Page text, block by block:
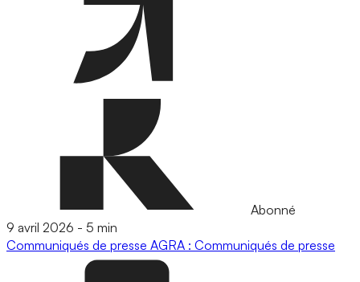
Abonné
9 avril 2026 - 5 min
Communiqués de presse AGRA : Communiqués de presse